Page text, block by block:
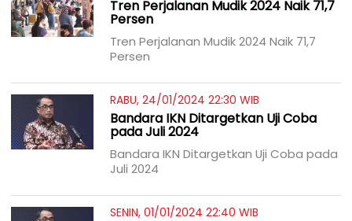
Tren Perjalanan Mudik 2024 Naik 71,7
Persen
Tren Perjalanan Mudik 2024 Naik 71,7
Persen
RABU, 24/01/2024 22:30 WIB
Bandara IKN Ditargetkan Uji Coba
pada Juli 2024
Bandara IKN Ditargetkan Uji Coba pada
Juli 2024
SENIN, 01/01/2024 22:40 WIB